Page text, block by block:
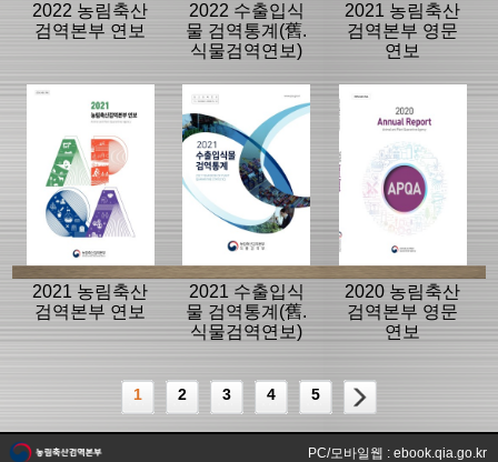
2022 농림축산
검역본부 연보
2022 수출입식
물 검역통계(舊.
식물검역연보)
2021 농림축산
검역본부 영문
연보
2021 농림축산
검역본부 연보
2021 수출입식
물 검역통계(舊.
식물검역연보)
2020 농림축산
검역본부 영문
연보
1 2 3 4 5
PC/모바일웹 : ebook.qia.go.kr